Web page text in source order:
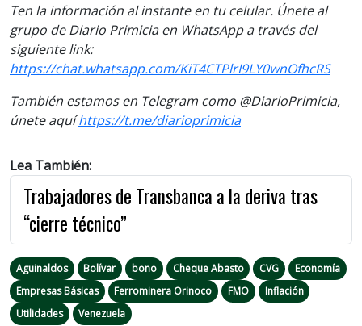
Ten la información al instante en tu celular. Únete al
grupo de Diario Primicia en WhatsApp a través del
siguiente link:
https://chat.whatsapp.com/KiT4CTPlrI9LY0wnOfhcRS
También estamos en Telegram como @DiarioPrimicia,
únete aquíhttps://t.me/diarioprimicia
Lea También:
Trabajadores de Transbanca a la deriva tras
“cierre técnico”
Aguinaldos Bolívar bono Cheque Abasto CVG
Economía
Empresas Básicas
Ferrominera Orinoco FMO
Inflación
Utilidades
Venezuela